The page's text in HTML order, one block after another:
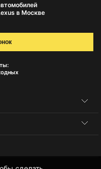
в Москве